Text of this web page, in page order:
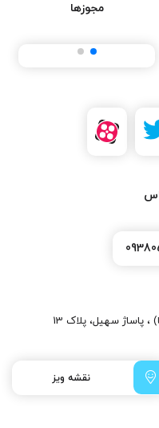
مجوزها
پاساژ سهیل، پلاک 13
نقشه ویز